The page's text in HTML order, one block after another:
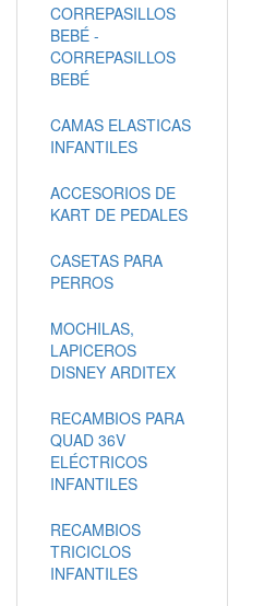
CORREPASILLOS
BEBÉ -
CORREPASILLOS
BEBÉ
CAMAS ELASTICAS
INFANTILES
ACCESORIOS DE
KART DE PEDALES
CASETAS PARA
PERROS
MOCHILAS,
LAPICEROS
DISNEY ARDITEX
RECAMBIOS PARA
QUAD 36V
ELÉCTRICOS
INFANTILES
RECAMBIOS
TRICICLOS
INFANTILES